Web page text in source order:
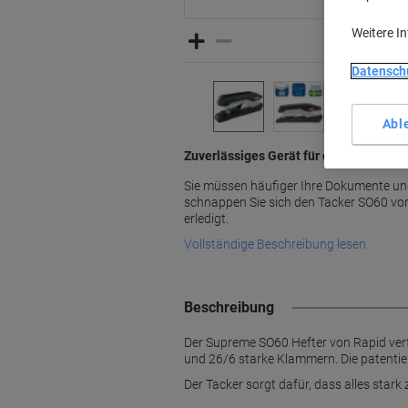
Zuverlässiges Gerät für optimale
Sie müssen häufiger Ihre Dokumente
schnappen Sie sich den Tacker SO60
erledigt.
Vollständige Beschreibung lesen
Beschreibung
Der Supreme SO60 Hefter von Rapid
und 26/6 starke Klammern. Die
Der Tacker sorgt dafür, dass alles
Weitere